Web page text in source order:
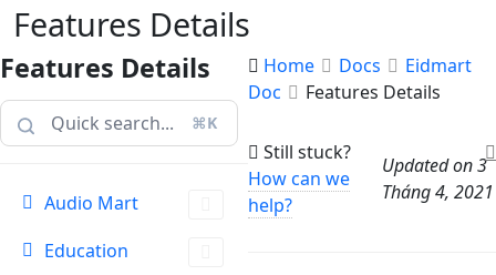
Features Details
Features Details
⌘K
Audio Mart
Education
Home Docs
Eidmart
Doc
Features Details
Still stuck?
How can we
help?
Updated on 3
Tháng 4, 2021